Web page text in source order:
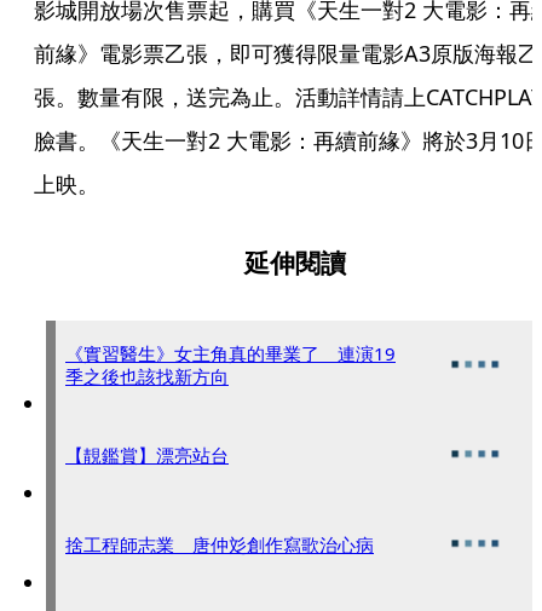
影城開放場次售票起，購買《天生一對2 大電影：再
前緣》電影票乙張，即可獲得限量電影A3原版海報乙
張。數量有限，送完為止。活動詳情請上CATCHPLAY
臉書。《天生一對2 大電影：再續前緣》將於3月10
上映。
延伸閱讀
《實習醫生》女主角真的畢業了 連演19
季之後也該找新方向
【靚鑑賞】漂亮站台
捨工程師志業 唐仲彣創作寫歌治心病